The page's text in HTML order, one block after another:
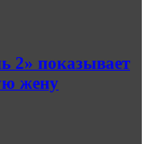
2» показывает
жену